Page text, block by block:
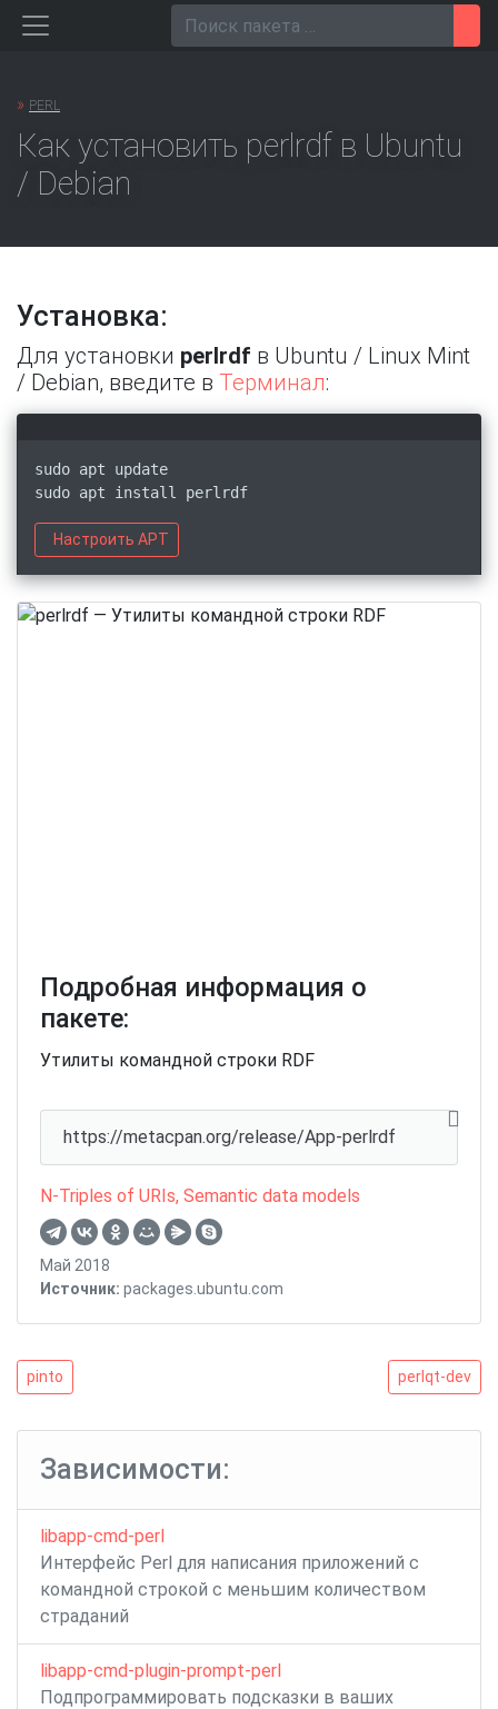
Перейти
» PERL
Как установить perlrdf в Ubuntu
/ Debian
Установка:
Для установки perlrdf в Ubuntu / Linux Mint
/ Debian, введите в Терминал:
sudo apt update
sudo apt install perlrdf
Настроить APT
Подробная информация о
пакете:
Утилиты командной строки RDF
https://metacpan.org/release/App-perlrdf
N-Triples of URIs, Semantic data models
Май 2018
Источник: packages.ubuntu.com
Навигация
записям
pinto
pinto
perlqt-
dev
perlqt-dev
Зависимости:
libapp-cmd-perl
Интерфейс Perl для написания приложений с
командной строкой с меньшим количеством
страданий
libapp-cmd-plugin-prompt-perl
Подпрограммировать подсказки в ваших